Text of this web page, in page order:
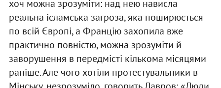
хоч можна зрозуміти: над нею нависла
реальна ісламська загроза, яка поширюється
по всій Європі, а Францію захопила вже
практично повністю, можна зрозуміти й
заворушення в передмісті кількома місяцями
раніше. Але чого хотіли протестувальники в